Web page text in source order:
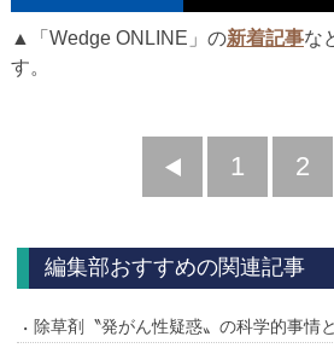
▲「Wedge ONLINE」の新着記事な
す。
前
1 2
編集部おすすめの関連記事
除草剤〝発がん性疑惑〟の科学的事情